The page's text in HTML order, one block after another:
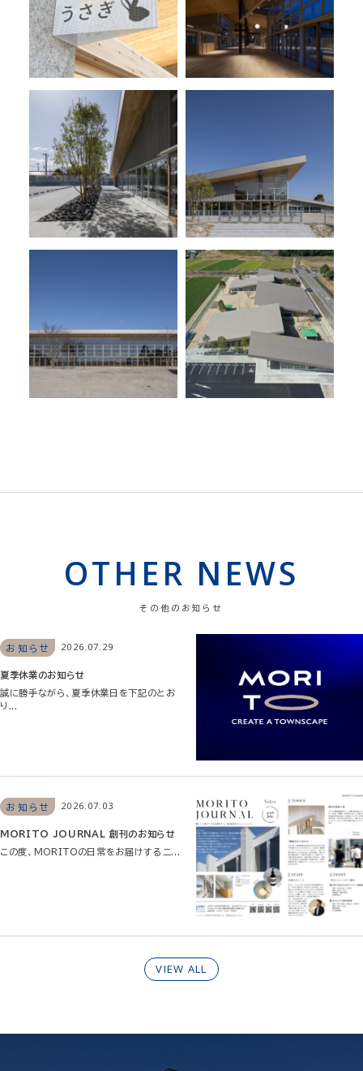
OTHER NEWS
その他のお知らせ
お知らせ 2026.07.29
夏季休業のお知らせ
誠に勝手ながら、夏季休業日を下記のとお
り...
お知らせ 2026.07.03
MORITO JOURNAL 創刊のお知らせ
この度、MORITOの日常をお届けするニ...
VIEW ALL